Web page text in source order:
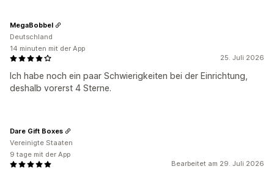
25. Juli 2026
Ich habe noch ein paar Schwierigkeiten bei der Einrichtung,
deshalb vorerst 4 Sterne.
MegaBobbel
Deutschland
14 minuten mit der App
Bearbeitet am 29. Juli 2026
Dare Gift Boxes
Vereinigte Staaten
9 tage mit der App